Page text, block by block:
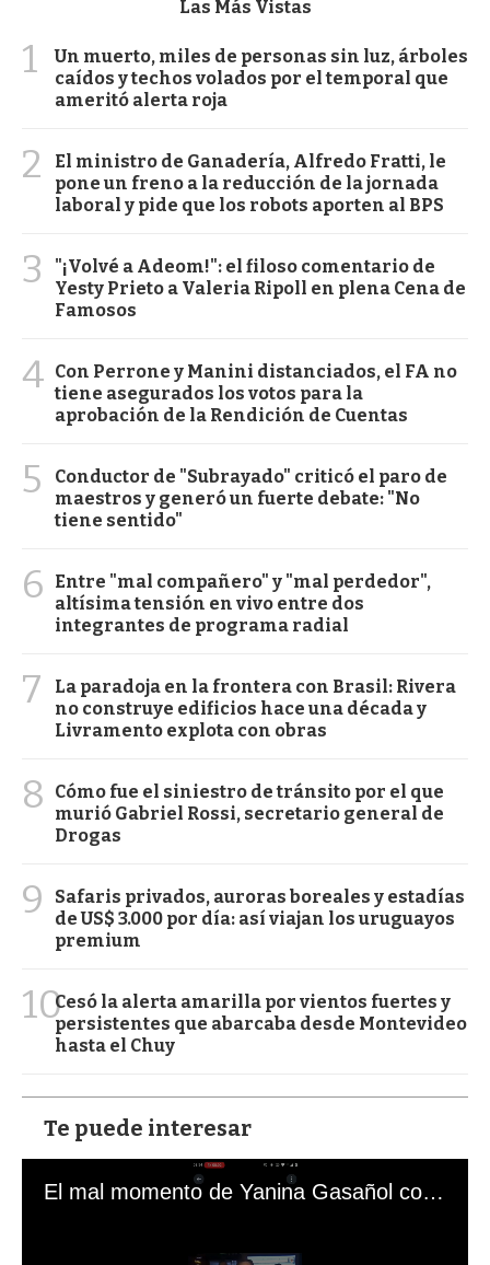
Las Más Vistas
1
Un muerto, miles de personas sin luz, árboles
caídos y techos volados por el temporal que
ameritó alerta roja
2
El ministro de Ganadería, Alfredo Fratti, le
pone un freno a la reducción de la jornada
laboral y pide que los robots aporten al BPS
3
"¡Volvé a Adeom!": el filoso comentario de
Yesty Prieto a Valeria Ripoll en plena Cena de
Famosos
4 Con Perrone y Manini distanciados, el FA no
tiene asegurados los votos para la
aprobación de la Rendición de Cuentas
5
Conductor de "Subrayado" criticó el paro de
maestros y generó un fuerte debate: "No
tiene sentido"
6
Entre "mal compañero" y "mal perdedor",
altísima tensión en vivo entre dos
integrantes de programa radial
7
La paradoja en la frontera con Brasil: Rivera
no construye edificios hace una década y
Livramento explota con obras
8
Cómo fue el siniestro de tránsito por el que
murió Gabriel Rossi, secretario general de
Drogas
9
Safaris privados, auroras boreales y estadías
de US$ 3.000 por día: así viajan los uruguayos
premium
10Cesó la alerta amarilla por vientos fuertes y
persistentes que abarcaba desde Montevideo
hasta el Chuy
Te puede interesar
El mal momento de Yanina Gasañol con un hincha argentino en "Subrayado"